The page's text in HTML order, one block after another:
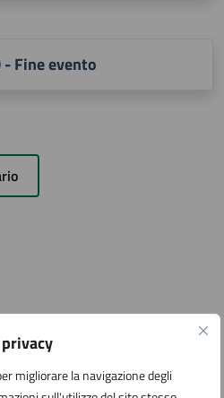
migliorare la navigazione degli
Fine evento